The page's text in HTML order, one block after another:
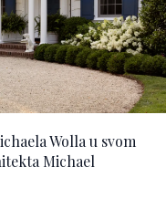
Wolla u svom
Michael